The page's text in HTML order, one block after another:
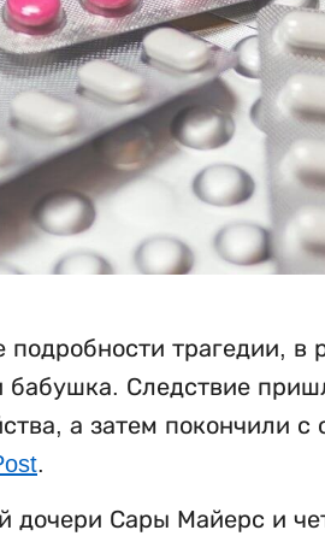
трагедии, в
бабушка. Следствие
а затем покончили с
.
дочери Сары Майерс и